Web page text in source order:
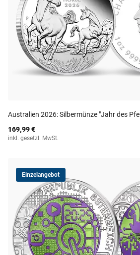
Australien 2026: Silbermünze "Jahr des
169,99 €
inkl. gesetzl. MwSt.
Einzelangebot